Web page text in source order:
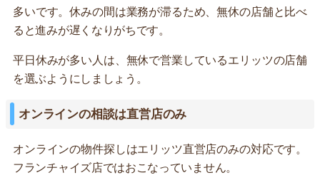
多いです。休みの間は業務が滞るため、無休の店舗と比べ
ると進みが遅くなりがちです。
平日休みが多い人は、無休で営業しているエリッツの店舗
を選ぶようにしましょう。
オンラインの相談は直営店のみ
オンラインの物件探しはエリッツ直営店のみの対応です。
フランチャイズ店ではおこなっていません。